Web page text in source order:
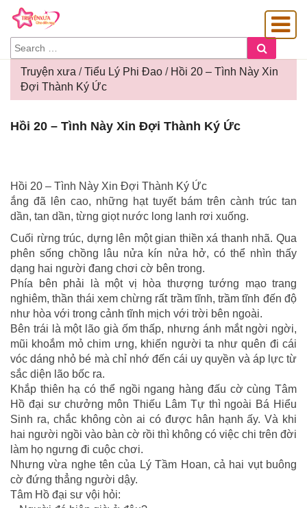
SEARCH
FOR:
Truyện xưa /Tiểu Lý Phi Đao / Hồi 20 – Tình Này Xin
Đợi Thành Ký Ức
20
Xin
Đợi
Thành
Ký
Ức
Hồi 20 – Tình Này Xin Đợi Thành Ký Ức
Hồi 20 – Tình Này Xin Đợi Thành Ký Ức
ắng đã lên cao, những hạt tuyết bám trên cành trúc tan
dần, tan dần, từng giọt nước long lanh rơi xuống.
Cuối rừng trúc, dựng lên một gian thiền xá thanh nhã. Qua
phên sống chồng lâu nửa kín nửa hở, có thể nhìn thấy
dạng hai người đang chơi cờ bên trong.
Phía bên phải là một vị hòa thượng tướng mạo trang
nghiêm, thần thái xem chừng rất trầm tĩnh, trầm tĩnh đến độ
như hòa với trong cảnh tĩnh mịch với trời bên ngoài.
Bên trái là một lão già ốm thấp, nhưng ánh mắt ngời ngời,
mũi khoắm mỏ chim ưng, khiến người ta như quên đi cái
vóc dáng nhỏ bé mà chỉ nhớ đến cái uy quyền và áp lực từ
sắc diện lão bốc ra.
Khắp thiên hạ có thể ngồi ngang hàng đấu cờ cùng Tâm
Hồ đại sư chưởng môn Thiếu Lâm Tự thì ngoài Bá Hiểu
Sinh ra, chắc không còn ai có được hân hạnh ấy. Và khi
hai người ngồi vào bàn cờ rồi thì không có việc chi trên đời
làm họ ngưng đi cuộc chơi.
Nhưng vừa nghe tên của Lý Tầm Hoan, cả hai vụt buông
cờ đứng thẳng người dậy.
Tâm Hồ đại sư vội hỏi: